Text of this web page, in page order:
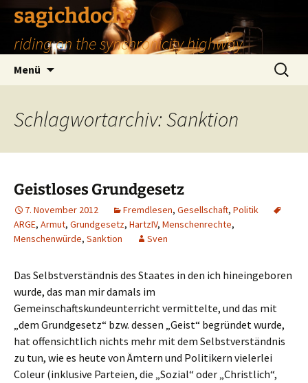
Zum
Inhalt
springen
sagichdoch?
riding on the synchronicity highway
Menü
Suchen
nach:
Schlagwortarchiv: Sanktion
Geistloses Grundgesetz
7. November 2012 Fremdlesen, Gesellschaft, Politik
ARGE, Armut, Grundgesetz, HartzIV, Menschenrechte,
Menschenwürde, Sanktion Sven
Das Selbstverständnis des Staates in den ich hineingeboren
wurde, das man mir damals im
Gemeinschaftskundeunterricht vermittelte, und das mit
„dem Grundgesetz“ bzw. dessen „Geist“ begründet wurde,
hat offensichtlich nichts mehr mit dem Selbstverständnis
zu tun, wie es heute von Ämtern und Politikern vielerlei
Coleur (inklusive Parteien, die „Sozial“ oder „Christlich“,